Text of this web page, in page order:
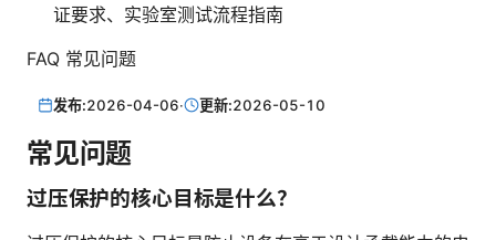
证要求、实验室测试流程指南
FAQ 常见问题
发布:2026-04-06· 更新:2026-05-10
常见问题
过压保护的核心目标是什么？